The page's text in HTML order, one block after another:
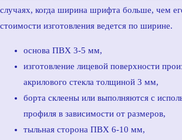
случаях, когда ширина шрифта больше, чем
стоимости изготовления ведется по ширине.
основа ПВХ 3-5 мм,
изготовление лицевой поверхности
акрилового стекла толщиной 3 мм,
борта склеены или выполняются с
профиля в зависимости от размеров,
тыльная сторона ПВХ 6-10 мм,